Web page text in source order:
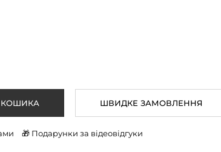
ШВИДКЕ ЗАМОВЛЕННЯ
🎁 Подарунки за відеовідгуки